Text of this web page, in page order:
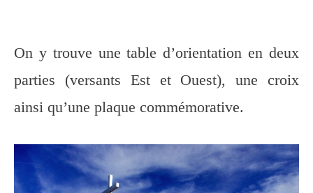
On y trouve une table d’orientation en deux
parties (versants Est et Ouest), une croix
ainsi qu’une plaque commémorative.